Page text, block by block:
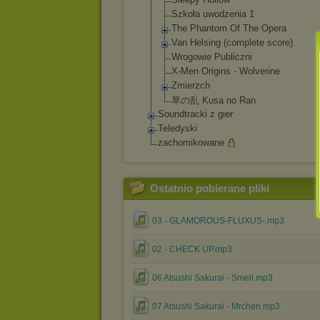
Szkoła uwodzenia 1
The Phantom Of The Opera
Van Helsing (complete score)
Wrogowie Publiczni
X-Men Origins - Wolverine
Zmierzch
草の乱 Kusa no Ran
Soundtracki z gier
Teledyski
zachomikowane
Ostatnio pobierane pliki
03 - GLAMOROUS-FLUXUS-.mp3
02 - CHECK UP.mp3
06 Atsushi Sakurai - Smell.mp3
07 Atsushi Sakurai - Mrchen.mp3